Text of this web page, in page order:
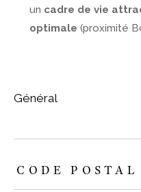
un cadre de vie
optimale (proximité
général
CODE POSTAL